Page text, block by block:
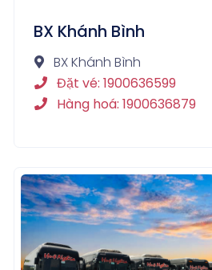
BX Khánh Bình
BX Khánh Bình
Đặt vé: 1900636599
Hàng hoá: 1900636879